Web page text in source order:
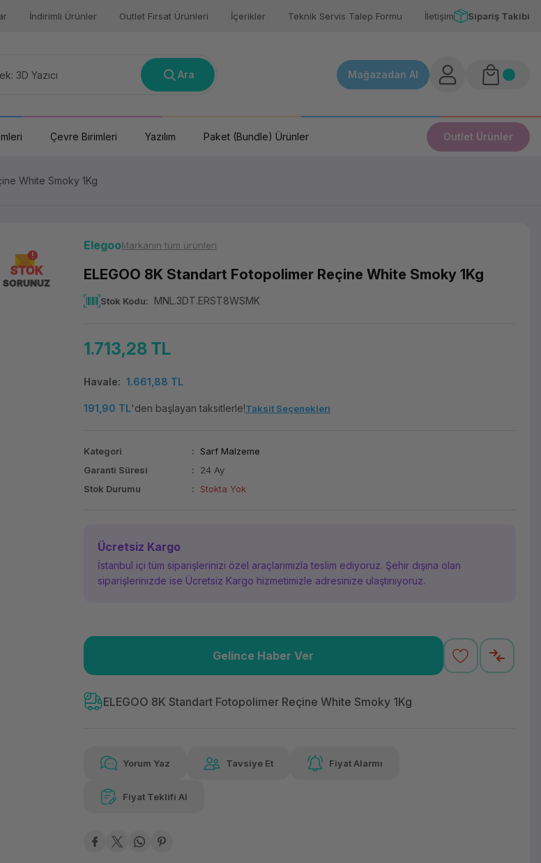
İndirimli Ürünler Outlet Fırsat Ürünleri İçerikler Teknik Servis Talep Formu İletişim Sipariş Takibi
Ara Mağazadan Al
Çevre Birimleri Yazılım Paket (Bundle) Ürünler Outlet Ürünler
White Smoky 1Kg
STOK
SORUNUZ
ElegooMarkanın tüm ürünleri
ELEGOO 8K Standart Fotopolimer Reçine White Smoky 1Kg
Stok Kodu MNL.3DT.ERST8WSMK
1.713,28 TL
Havale 1.661,88 TL
191,90 TL'den başlayan taksitlerle!Taksit Seçenekleri
Kategori
Sarf Malzeme
Garanti Süresi
24 Ay
Stok Durumu
Stokta Yok
Ücretsiz Kargo
İstanbul içi tüm siparişlerinizi özel araçlarımızla teslim ediyoruz. Şehir dışına olan
siparişlerinizde ise Ücretsiz Kargo hizmetimizle adresinize ulaştırııyoruz.
Kolay iade imkanı
191,90 TL
Aya varan taksit
Havalelerde
Gelince Haber Ver
ELEGOO 8K Standart Fotopolimer Reçine White Smoky 1Kg
Yorum Yaz Tavsiye Et Fiyat Alarmı
Fiyat Teklifi Al